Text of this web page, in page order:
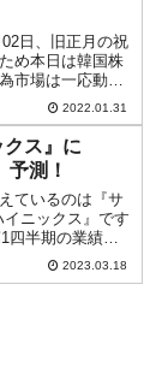
日、旧正月の祝
め本日は韓国株
市場は一応動い
31日(月)の市場
現在、ドルウォン
になっています
2022.01.31
ス』に
予測！
ているのは『サ
ニックス』です
四半期の業績は
。IT関連需要が
品としているメ
2023.03.18